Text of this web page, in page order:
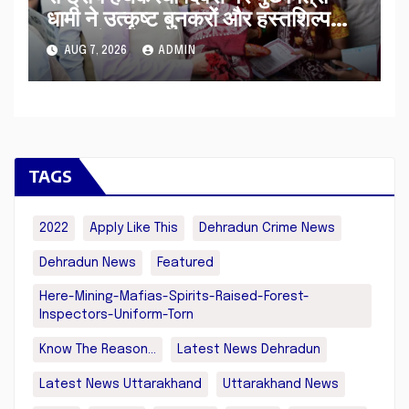
धामी ने उत्कृष्ट बुनकरों और हस्तशिल्प
कारीगरों को किया सम्मानित
AUG 7, 2026 ADMIN
TAGS
2022 Apply Like This Dehradun Crime News
Dehradun News Featured
Here-Mining-Mafias-Spirits-Raised-Forest-
Inspectors-Uniform-Torn
Know The Reason... Latest News Dehradun
Latest News Uttarakhand Uttarakhand News